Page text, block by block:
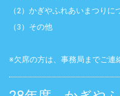
（2）かぎやふれあいまつりに
（3）その他
※欠席の方は、事務局までご連